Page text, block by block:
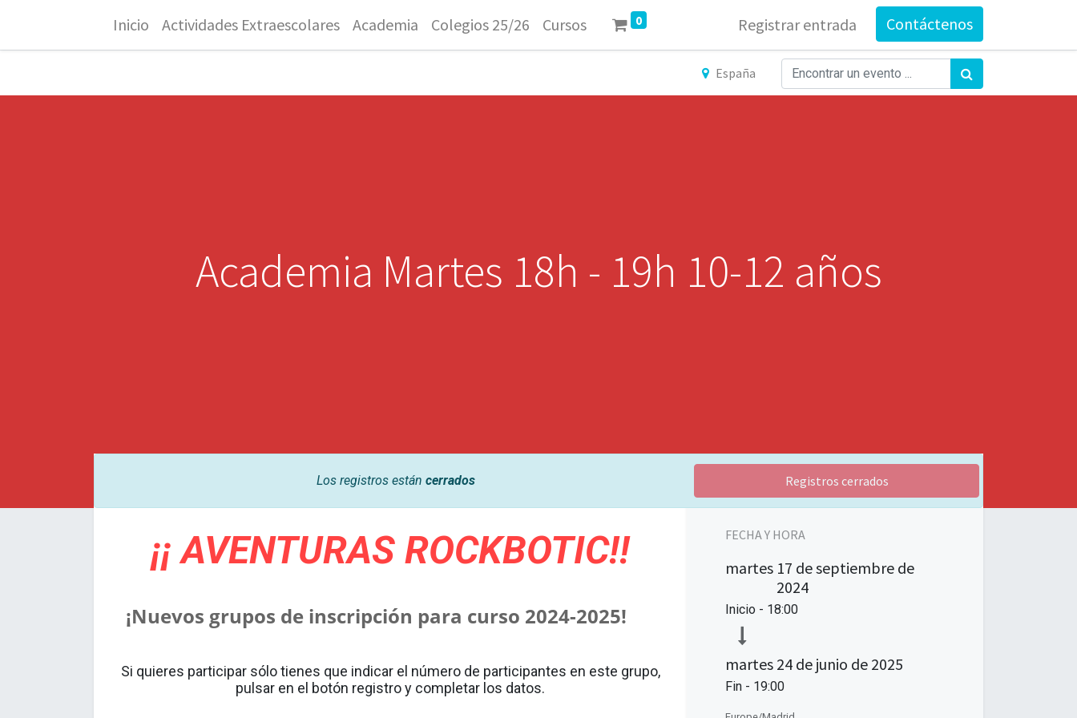
Inicio Actividades Extraescolares Academia Colegios 25/26 Cursos 0 Registrar entrada Contáctenos
España
Academia Martes 18h - 19h 10-12 años
Los registros están cerrados Registros cerrados
¡¡ AVENTURAS ROCKBOTIC!!
¡Nuevos grupos de inscripción para curso 2024-2025!
Si quieres participar sólo tienes que indicar el número de participantes en este grupo,
pulsar en el botón registro y completar los datos.
FECHA Y HORA
martes 17 de septiembre de
2024
Inicio - 18:00
martes 24 de junio de 2025
Fin - 19:00